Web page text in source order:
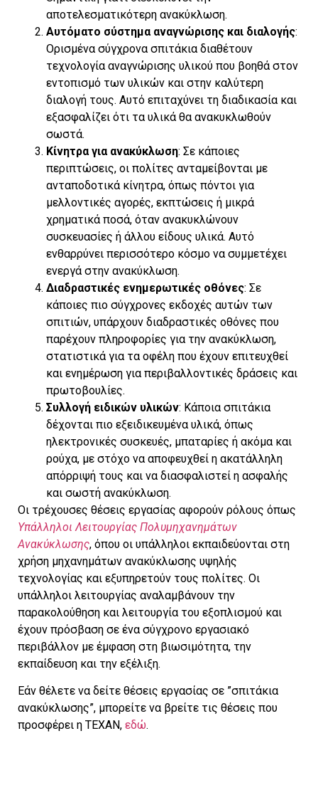
αποτελεσματικότερη ανακύκλωση.
Αυτόματο σύστημα αναγνώρισης και διαλογής:
Ορισμένα σύγχρονα σπιτάκια διαθέτουν
τεχνολογία αναγνώρισης υλικού που βοηθά στον
εντοπισμό των υλικών και στην καλύτερη
διαλογή τους. Αυτό επιταχύνει τη διαδικασία και
εξασφαλίζει ότι τα υλικά θα ανακυκλωθούν
σωστά.
Κίνητρα για ανακύκλωση: Σε κάποιες
περιπτώσεις, οι πολίτες ανταμείβονται με
ανταποδοτικά κίνητρα, όπως πόντοι για
μελλοντικές αγορές, εκπτώσεις ή μικρά
χρηματικά ποσά, όταν ανακυκλώνουν
συσκευασίες ή άλλου είδους υλικά. Αυτό
ενθαρρύνει περισσότερο κόσμο να συμμετέχει
ενεργά στην ανακύκλωση.
Διαδραστικές ενημερωτικές οθόνες: Σε
κάποιες πιο σύγχρονες εκδοχές αυτών των
σπιτιών, υπάρχουν διαδραστικές οθόνες που
παρέχουν πληροφορίες για την ανακύκλωση,
στατιστικά για τα οφέλη που έχουν επιτευχθεί
και ενημέρωση για περιβαλλοντικές δράσεις και
πρωτοβουλίες.
Συλλογή ειδικών υλικών: Κάποια σπιτάκια
δέχονται πιο εξειδικευμένα υλικά, όπως
ηλεκτρονικές συσκευές, μπαταρίες ή ακόμα και
ρούχα, με στόχο να αποφευχθεί η ακατάλληλη
απόρριψή τους και να διασφαλιστεί η ασφαλής
και σωστή ανακύκλωση.
Οι τρέχουσες θέσεις εργασίας αφορούν ρόλους όπως
Υπάλληλοι Λειτουργίας Πολυμηχανημάτων
Ανακύκλωσης, όπου οι υπάλληλοι εκπαιδεύονται στη
χρήση μηχανημάτων ανακύκλωσης υψηλής
τεχνολογίας και εξυπηρετούν τους πολίτες. Οι
υπάλληλοι λειτουργίας αναλαμβάνουν την
παρακολούθηση και λειτουργία του εξοπλισμού και
έχουν πρόσβαση σε ένα σύγχρονο εργασιακό
περιβάλλον με έμφαση στη βιωσιμότητα, την
εκπαίδευση και την εξέλιξη.
Εάν θέλετε να δείτε θέσεις εργασίας σε ”σπιτάκια
ανακύκλωσης”, μπορείτε να βρείτε τις θέσεις που
προσφέρει η ΤΕΧΑΝ, εδώ.